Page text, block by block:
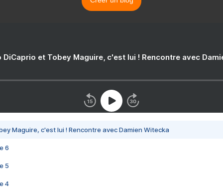
DiCaprio et Tobey Maguire, c'est lui ! Rencontre avec
Maguire, c'est lui ! Rencontre avec Damien Witecka
6
5
4